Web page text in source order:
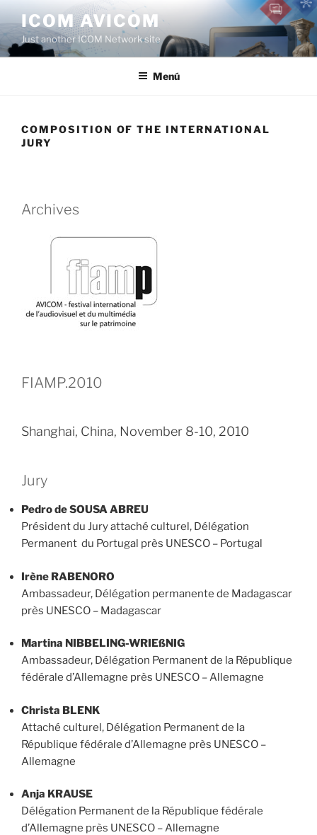
al
contenido
ICOM AVICOM
Just another ICOM Network site
Menú
COMPOSITION OF THE INTERNATIONAL
JURY
Archives
FIAMP.2010
Shanghai, China, November 8-10, 2010
Jury
Pedro de SOUSA ABREU
Président du Jury attaché culturel, Délégation
Permanent du Portugal près UNESCO – Portugal
Irène RABENORO
Ambassadeur, Délégation permanente de Madagascar
près UNESCO – Madagascar
Martina NIBBELING-WRIEßNIG
Ambassadeur, Délégation Permanent de la République
fédérale d’Allemagne près UNESCO – Allemagne
Christa BLENK
Attaché culturel, Délégation Permanent de la
République fédérale d’Allemagne près UNESCO –
Allemagne
Anja KRAUSE
Délégation Permanent de la République fédérale
d’Allemagne près UNESCO – Allemagne